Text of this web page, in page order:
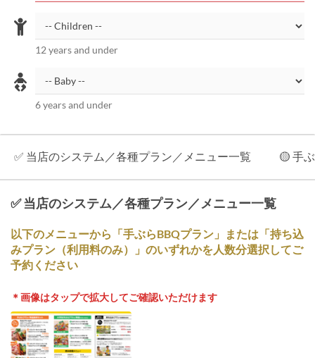
12 years and under
6 years and under
✅ 当店のシステム／各種プラン／メニュー一覧 🟡 手
✅ 当店のシステム／各種プラン／メニュー一覧
以下のメニューから「手ぶらBBQプラン」または「持ち込
みプラン（利用料のみ）」のいずれかを人数分選択してご
予約ください
＊画像はタップで拡大してご確認いただけます